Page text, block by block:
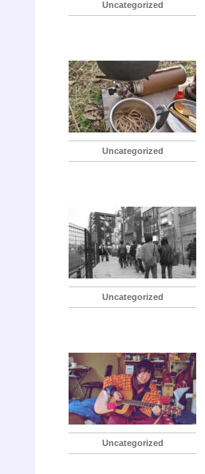
Uncategorized
Uncategorized
Uncategorized
Uncategorized